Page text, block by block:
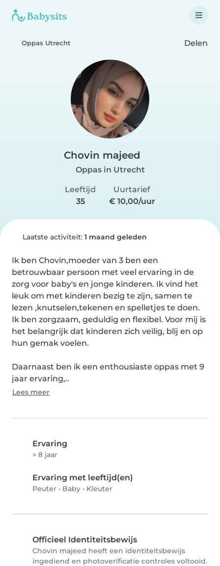
Oppas Utrecht Delen
Chovin majeed
Oppas in Utrecht
Leeftijd
35
Uurtarief
€ 10,00/uur
Laatste activiteit: 1 maand geleden
Ik ben Chovin,moeder van 3 ben een
betrouwbaar persoon met veel ervaring in de
zorg voor baby's en jonge kinderen. Ik vind het
leuk om met kinderen bezig te zijn, samen te
lezen ,knutselen,tekenen en spelletjes te doen.
Ik ben zorgzaam, geduldig en flexibel. Voor mij is
het belangrijk dat kinderen zich veilig, blij en op
hun gemak voelen.
Daarnaast ben ik een enthousiaste oppas met 9
jaar ervaring,..
Lees meer
Ervaring
> 8 jaar
Ervaring met leeftijd(en)
Peuter • Baby • Kleuter
Officieel Identiteitsbewijs
Chovin majeed heeft een identiteitsbewijs
ingediend en photoverificatie controles voltooid.